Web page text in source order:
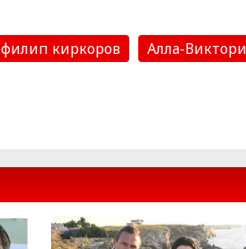
филип киркоров Алла-